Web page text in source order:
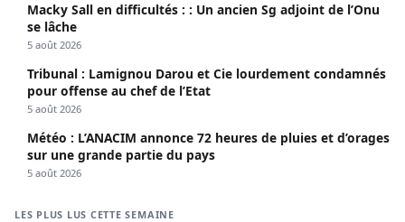
Macky Sall en difficultés : : Un ancien Sg adjoint de l’Onu
se lâche
5 août 2026
Tribunal : Lamignou Darou et Cie lourdement condamnés
pour offense au chef de l’Etat
5 août 2026
Météo : L’ANACIM annonce 72 heures de pluies et d’orages
sur une grande partie du pays
5 août 2026
LES PLUS LUS CETTE SEMAINE